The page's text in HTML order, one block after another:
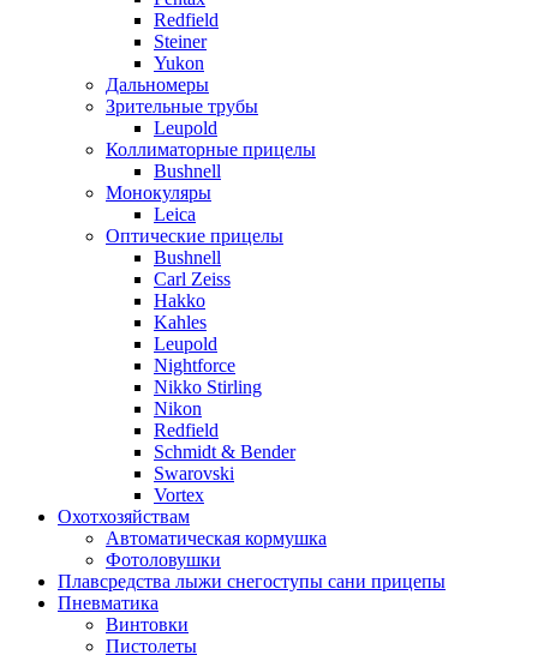
Redfield
Steiner
Yukon
Дальномеры
Зрительные трубы
Leupold
Коллиматорные прицелы
Bushnell
Монокуляры
Leica
Оптические прицелы
Bushnell
Carl Zeiss
Hakko
Kahles
Leupold
Nightforce
Nikko Stirling
Nikon
Redfield
Schmidt & Bender
Swarovski
Vortex
Охотхозяйствам
Автоматическая кормушка
Фотоловушки
Плавсредства лыжи снегоступы сани прицепы
Пневматика
Винтовки
Пистолеты